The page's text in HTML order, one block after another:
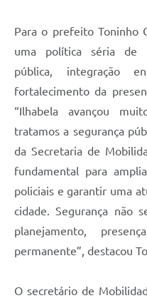
Para o prefeito Toninho
uma política séria de
pública, integração
fortalecimento da
“Ilhabela avançou
tratamos a segurança
da Secretaria de
fundamental para
policiais e garantir uma
cidade. Segurança não
planejamento,
permanente”, destacou
O secretário de